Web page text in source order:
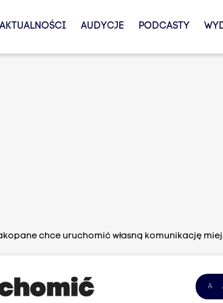
AKTUALNOŚCI AUDYCJE PODCASTY
chce uruchomić własną komunikację
A